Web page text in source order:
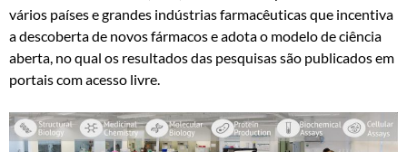
vários países e grandes indústrias farmacêuticas que incentiva
a descoberta de novos fármacos e adota o modelo de ciência
aberta, no qual os resultados das pesquisas são publicados em
portais com acesso livre.